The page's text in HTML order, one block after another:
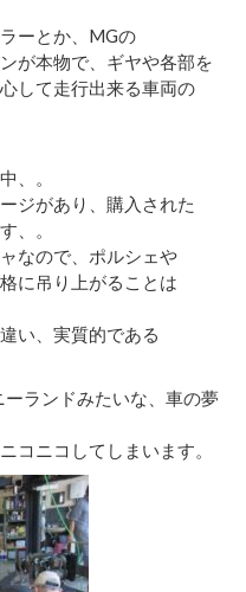
ーとか、MGの
が本物で、ギヤや各部を
して走行出来る車両の
、。
ジがあり、購入された
、。
なので、ポルシェや
に吊り上がることは
い、実質的である
ランドみたいな、車の夢
コニコしてしまいます。